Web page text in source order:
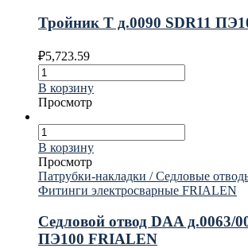
Тройник T д.0090 SDR11
₽5,723.59
В корзину
Просмотр
В корзину
Просмотр
Патрубки-накладки / Седловые
Фитинги электросварные FRIALEN
Седловой отвод DAA д.0063/
ПЭ100 FRIALEN